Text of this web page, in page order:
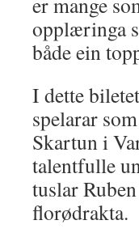
opplæringa
både ein
I dette
spelarar
Skartun i
talentfulle
tuslar
florødrakta.